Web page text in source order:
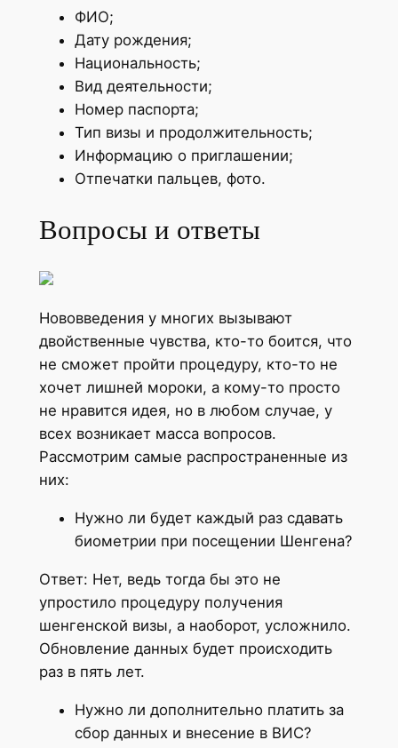
ФИО;
Дату рождения;
Национальность;
Вид деятельности;
Номер паспорта;
Тип визы и продолжительность;
Информацию о приглашении;
Отпечатки пальцев, фото.
Вопросы и ответы
Нововведения у многих вызывают
двойственные чувства, кто-то боится, что
не сможет пройти процедуру, кто-то не
хочет лишней мороки, а кому-то просто
не нравится идея, но в любом случае, у
всех возникает масса вопросов.
Рассмотрим самые распространенные из
них:
Нужно ли будет каждый раз сдавать
биометрии при посещении Шенгена?
Ответ: Нет, ведь тогда бы это не
упростило процедуру получения
шенгенской визы, а наоборот, усложнило.
Обновление данных будет происходить
раз в пять лет.
Нужно ли дополнительно платить за
сбор данных и внесение в ВИС?